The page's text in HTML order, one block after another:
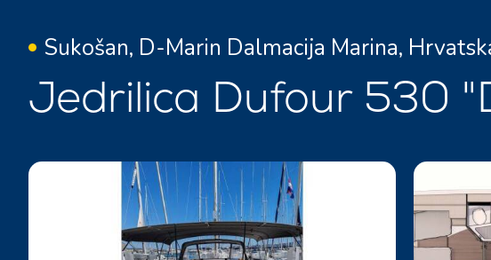
Sukošan, D-Marin Dalmacija Marina,
Jedrilica Dufour 530